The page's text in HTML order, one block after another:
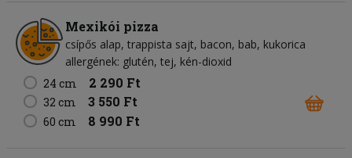
Mexikói pizza
csípős alap trappista sajt bacon bab kukorica
allergének: glutén, tej, kén-dioxid
24 cm
2 290 Ft
32 cm 3 550 Ft
60 cm 8 990 Ft